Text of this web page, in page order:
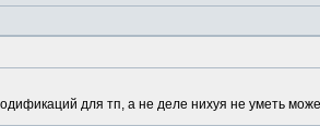
для тп, а не деле нихуя не уметь